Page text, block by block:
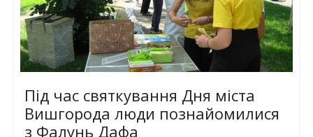
Під час святкування Дня міста
Вишгорода люди познайомилися
з Фалунь Дафа